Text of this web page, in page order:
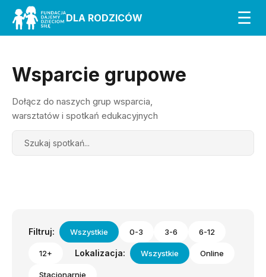
DLA RODZICÓW ☰
Wsparcie grupowe
Dołącz do naszych grup wsparcia,
warsztatów i spotkań edukacyjnych
Search
Filtruj: Wszystkie 0-3 3-6 6-12
12+ Lokalizacja: Wszystkie Online
Stacjonarnie